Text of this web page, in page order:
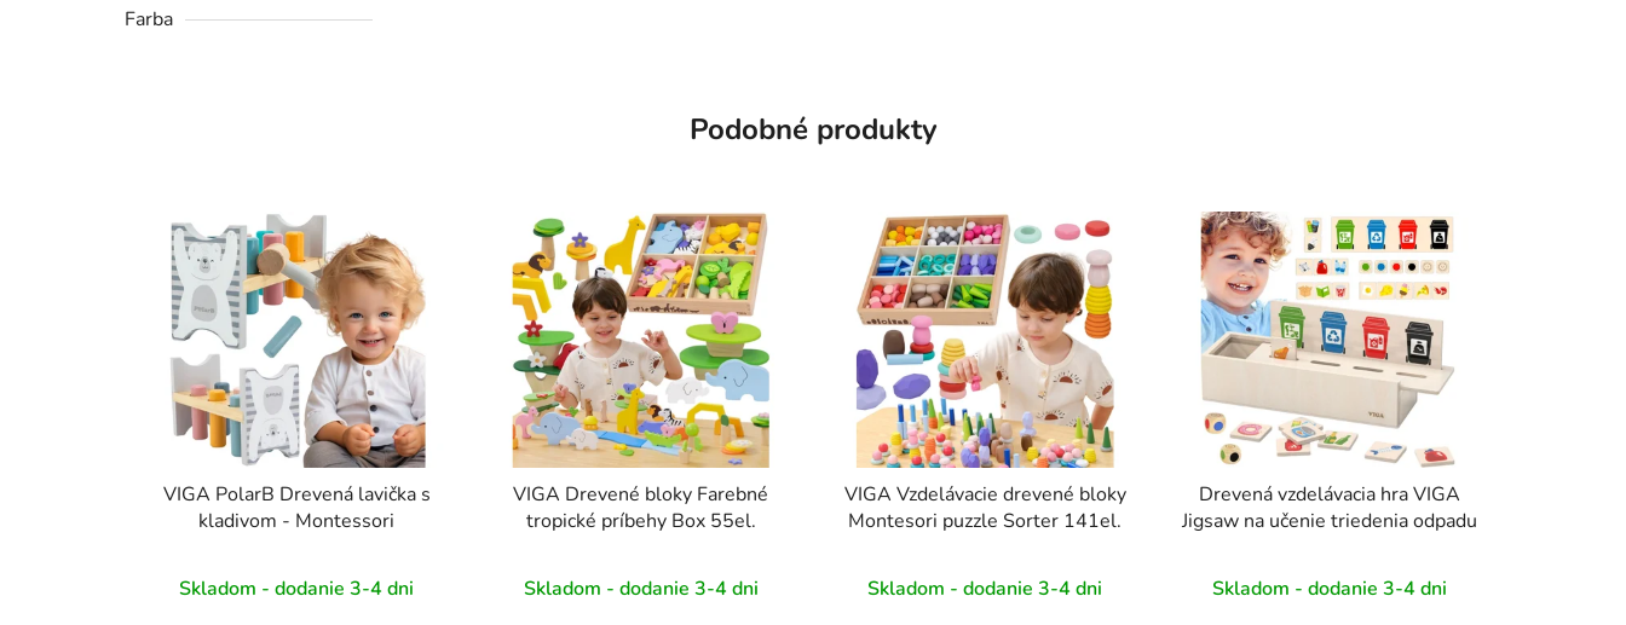
Farba
Podobné produkty
VIGA PolarB Drevená lavička s
kladivom - Montessori
Skladom - dodanie 3-4 dni
VIGA Drevené bloky Farebné
tropické príbehy Box 55el.
Skladom - dodanie 3-4 dni
VIGA Vzdelávacie drevené bloky
Montesori puzzle Sorter 141el.
Skladom - dodanie 3-4 dni
Drevená vzdelávacia hra VIGA
Jigsaw na učenie triedenia odpadu
Skladom - dodanie 3-4 dni